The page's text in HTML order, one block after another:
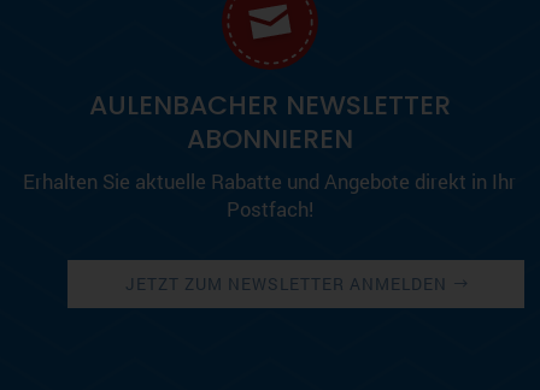
AULENBACHER NEWSLETTER
ABONNIEREN
Erhalten Sie aktuelle Rabatte und Angebote direkt in Ihr
Postfach!
JETZT ZUM NEWSLETTER ANMELDEN